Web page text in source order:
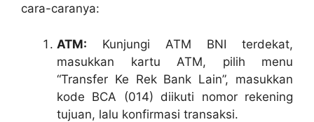
cara-caranya:
ATM: Kunjungi ATM BNI terdekat,
masukkan kartu ATM, pilih menu
“Transfer Ke Rek Bank Lain”, masukkan
kode BCA (014) diikuti nomor rekening
tujuan, lalu konfirmasi transaksi.